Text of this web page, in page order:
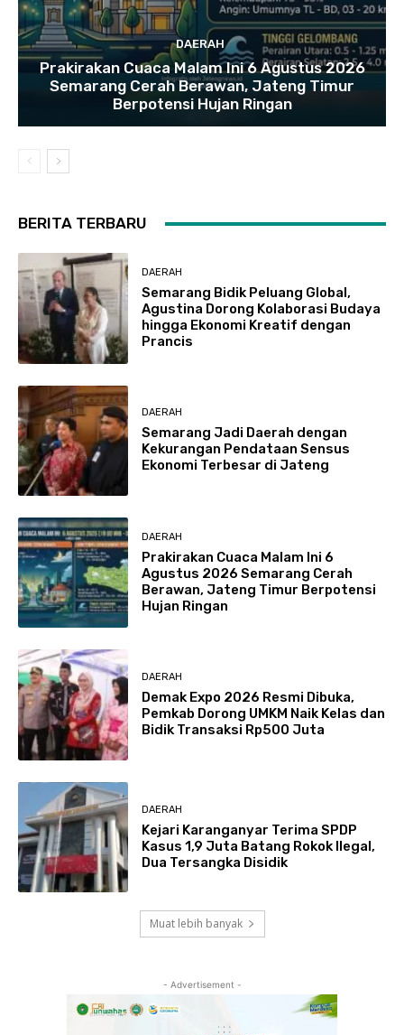
DAERAH
Prakirakan Cuaca Malam Ini 6 Agustus 2026
Semarang Cerah Berawan, Jateng Timur
Berpotensi Hujan Ringan
BERITA TERBARU
DAERAH
Semarang Bidik Peluang Global,
Agustina Dorong Kolaborasi Budaya
hingga Ekonomi Kreatif dengan
Prancis
DAERAH
Semarang Jadi Daerah dengan
Kekurangan Pendataan Sensus
Ekonomi Terbesar di Jateng
DAERAH
Prakirakan Cuaca Malam Ini 6
Agustus 2026 Semarang Cerah
Berawan, Jateng Timur Berpotensi
Hujan Ringan
DAERAH
Demak Expo 2026 Resmi Dibuka,
Pemkab Dorong UMKM Naik Kelas dan
Bidik Transaksi Rp500 Juta
DAERAH
Kejari Karanganyar Terima SPDP
Kasus 1,9 Juta Batang Rokok Ilegal,
Dua Tersangka Disidik
Muat lebih banyak
- Advertisement -